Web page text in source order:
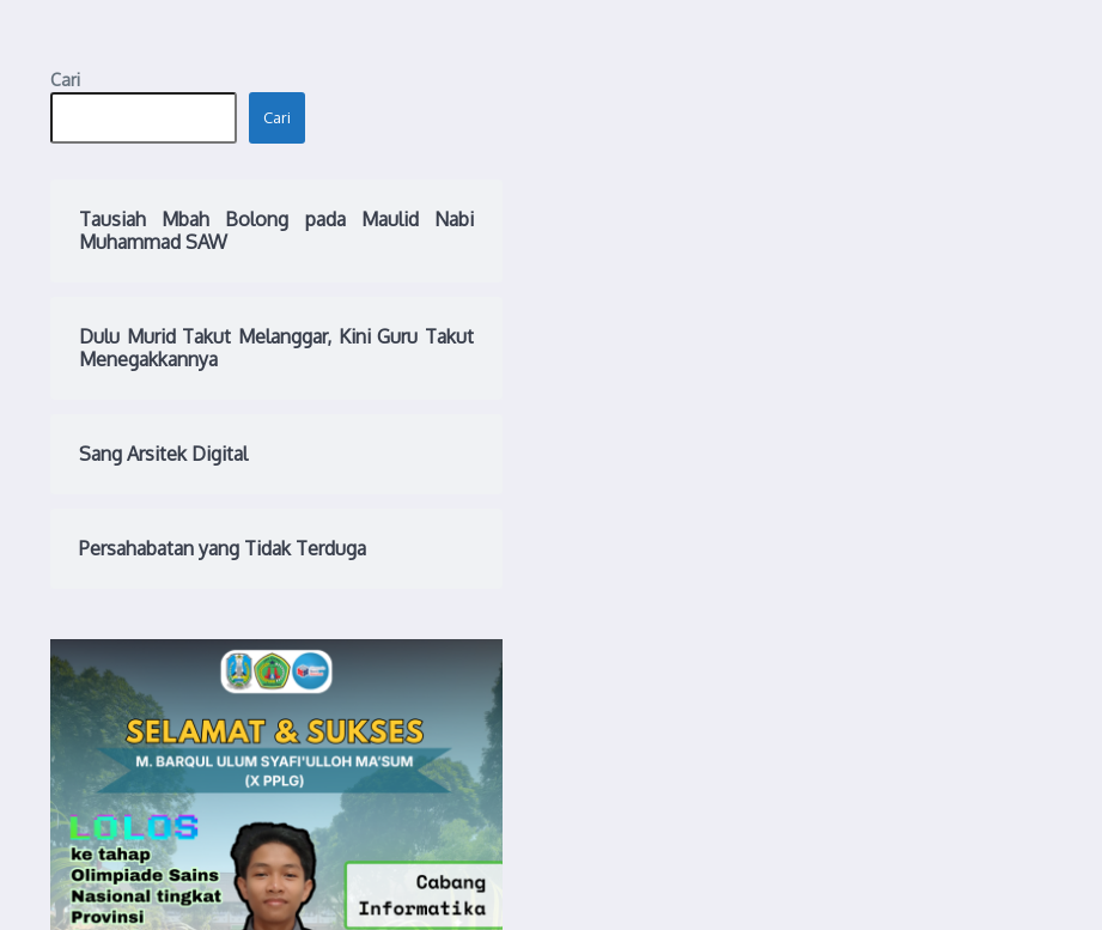
Cari
Cari
Tausiah Mbah Bolong pada Maulid Nabi
Muhammad SAW
Dulu Murid Takut Melanggar, Kini Guru Takut
Menegakkannya
Sang Arsitek Digital
Persahabatan yang Tidak Terduga